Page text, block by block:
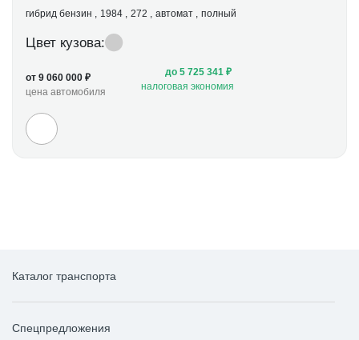
гибрид бензин 1984 272 автомат полный
Цвет кузова:
от 9 060 000 ₽
цена автомобиля
до 5 725 341 ₽
налоговая экономия
Каталог транспорта
Спецпредложения